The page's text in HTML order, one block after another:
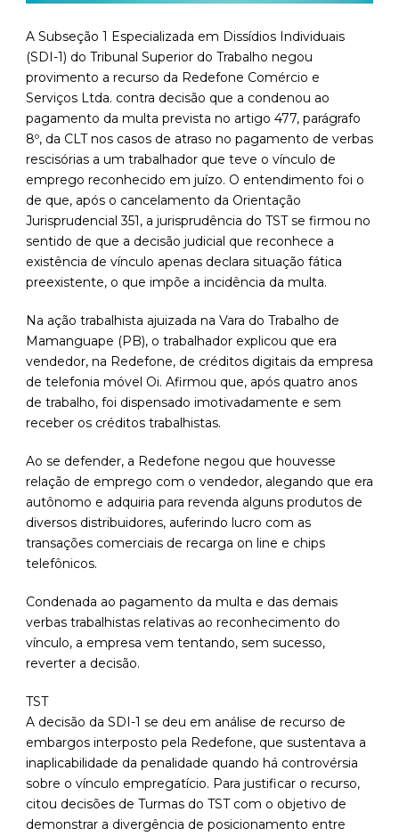
A Subseção 1 Especializada em Dissídios Individuais
(SDI-1) do Tribunal Superior do Trabalho negou
provimento a recurso da Redefone Comércio e
Serviços Ltda. contra decisão que a condenou ao
pagamento da multa prevista no artigo 477, parágrafo
8º, da CLT nos casos de atraso no pagamento de verbas
rescisórias a um trabalhador que teve o vínculo de
emprego reconhecido em juízo. O entendimento foi o
de que, após o cancelamento da Orientação
Jurisprudencial 351, a jurisprudência do TST se firmou no
sentido de que a decisão judicial que reconhece a
existência de vínculo apenas declara situação fática
preexistente, o que impõe a incidência da multa.
Na ação trabalhista ajuizada na Vara do Trabalho de
Mamanguape (PB), o trabalhador explicou que era
vendedor, na Redefone, de créditos digitais da empresa
de telefonia móvel Oi. Afirmou que, após quatro anos
de trabalho, foi dispensado imotivadamente e sem
receber os créditos trabalhistas.
Ao se defender, a Redefone negou que houvesse
relação de emprego com o vendedor, alegando que era
autônomo e adquiria para revenda alguns produtos de
diversos distribuidores, auferindo lucro com as
transações comerciais de recarga on line e chips
telefônicos.
Condenada ao pagamento da multa e das demais
verbas trabalhistas relativas ao reconhecimento do
vínculo, a empresa vem tentando, sem sucesso,
reverter a decisão.
TST
A decisão da SDI-1 se deu em análise de recurso de
embargos interposto pela Redefone, que sustentava a
inaplicabilidade da penalidade quando há controvérsia
sobre o vínculo empregatício. Para justificar o recurso,
citou decisões de Turmas do TST com o objetivo de
demonstrar a divergência de posicionamento entre